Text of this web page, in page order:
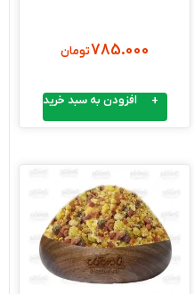
785.000تومان
افزودن به سبد خرید